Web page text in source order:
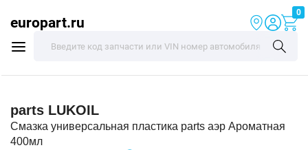
europart.ru
0
parts LUKOIL
Смазка универсальная пластика parts аэр Ароматная
400мл